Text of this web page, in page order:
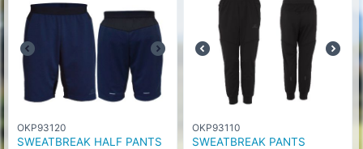
OKP93120
SWEATBREAK HALF PANTS
OKP93110
SWEATBREAK PANTS